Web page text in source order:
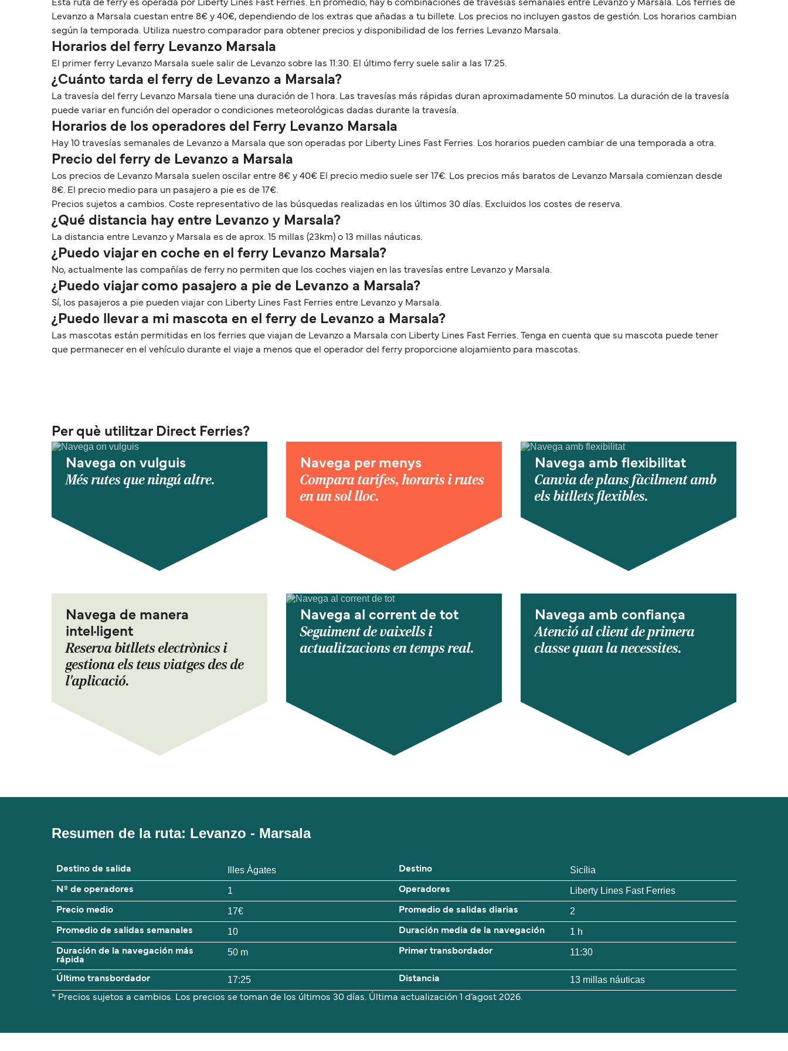
Esta ruta de ferry es operada por Liberty Lines Fast Ferries. En promedio, hay 6 combinaciones de travesías semanales entre Levanzo y Marsala. Los ferries de
Levanzo a Marsala cuestan entre 8€ y 40€, dependiendo de los extras que añadas a tu billete. Los precios no incluyen gastos de gestión. Los horarios cambian
según la temporada. Utiliza nuestro comparador para obtener precios y disponibilidad de los ferries Levanzo Marsala.
Horarios del ferry Levanzo Marsala
El primer ferry Levanzo Marsala suele salir de Levanzo sobre las 11:30. El último ferry suele salir a las 17:25.
¿Cuánto tarda el ferry de Levanzo a Marsala?
La travesía del ferry Levanzo Marsala tiene una duración de 1 hora. Las travesías más rápidas duran aproximadamente 50 minutos. La duración de la travesía
puede variar en función del operador o condiciones meteorológicas dadas durante la travesía.
Horarios de los operadores del Ferry Levanzo Marsala
Hay 10 travesías semanales de Levanzo a Marsala que son operadas por Liberty Lines Fast Ferries. Los horarios pueden cambiar de una temporada a otra.
Precio del ferry de Levanzo a Marsala
Los precios de Levanzo Marsala suelen oscilar entre 8€ y 40€ El precio medio suele ser 17€. Los precios más baratos de Levanzo Marsala comienzan desde
8€. El precio medio para un pasajero a pie es de 17€.
Precios sujetos a cambios. Coste representativo de las búsquedas realizadas en los últimos 30 días. Excluidos los costes de reserva.
¿Qué distancia hay entre Levanzo y Marsala?
La distancia entre Levanzo y Marsala es de aprox. 15 millas (23km) o 13 millas náuticas.
¿Puedo viajar en coche en el ferry Levanzo Marsala?
No, actualmente las compañías de ferry no permiten que los coches viajen en las travesías entre Levanzo y Marsala.
¿Puedo viajar como pasajero a pie de Levanzo a Marsala?
Sí, los pasajeros a pie pueden viajar con Liberty Lines Fast Ferries entre Levanzo y Marsala.
¿Puedo llevar a mi mascota en el ferry de Levanzo a Marsala?
Las mascotas están permitidas en los ferries que viajan de Levanzo a Marsala con Liberty Lines Fast Ferries. Tenga en cuenta que su mascota puede tener
que permanecer en el vehículo durante el viaje a menos que el operador del ferry proporcione alojamiento para mascotas.
Per què utilitzar Direct Ferries?
Navega on vulguis
Més rutes que ningú altre.
Navega per menys
Compara tarifes, horaris i rutes
en un sol lloc.
Navega amb flexibilitat
Canvia de plans fàcilment amb
els bitllets flexibles.
Navega de manera
intel·ligent
Reserva bitllets electrònics i
gestiona els teus viatges des de
l'aplicació.
Navega al corrent de tot
Seguiment de vaixells i
actualitzacions en temps real.
Navega amb confiança
Atenció al client de primera
classe quan la necessites.
Resumen de la ruta: Levanzo - Marsala
Destino de salida Illes Àgates Destino Sicília
Nº de operadores 1 Operadores Liberty Lines Fast Ferries
Precio medio 17€ Promedio de salidas diarias 2
Promedio de salidas semanales 10 Duración media de la navegación 1 h
Duración de la navegación más
rápida
50 m Primer transbordador 11:30
Último transbordador 17:25 Distancia 13 millas náuticas
* Precios sujetos a cambios. Los precios se toman de los últimos 30 días. Última actualización 1 d’agost 2026.